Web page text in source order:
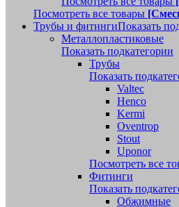
Посмотреть все товары
Трубы и фитингиПоказать
Металлопластиковые
Показать подкатегории
Трубы
Показать
Valtec
Henco
Kermi
Oventrop
Stout
Uponor
Посмотреть все
Фитинги
Показать
Обжимные